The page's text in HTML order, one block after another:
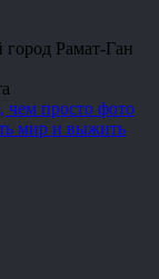
город Рамат-Ган
чем просто фото
мир и выжить